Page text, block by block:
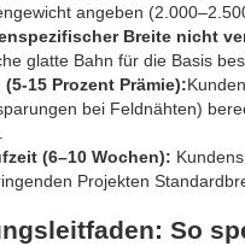
angeben
Breite nicht
glatte Bahn für die Basis
15 Prozent Prämie):
bei Feldnähten)
(6–10 Wochen):
Projekten
So